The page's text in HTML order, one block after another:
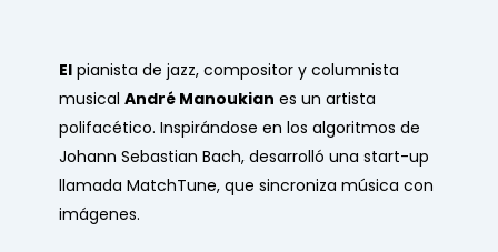
Elpianista de jazz, compositor y columnista
musical André Manoukian es un artista
polifacético. Inspirándose en los algoritmos de
Johann Sebastian Bach, desarrolló una start-up
llamada MatchTune, que sincroniza música con
imágenes.